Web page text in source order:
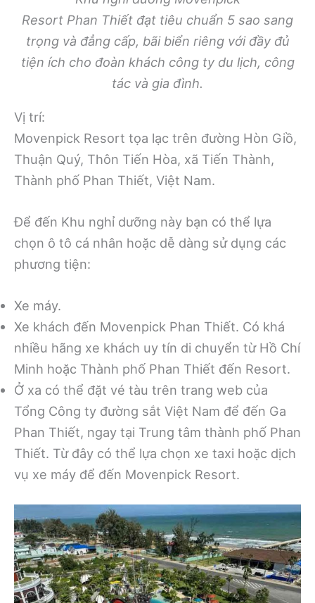
Resort Phan Thiết đạt tiêu chuẩn 5 sao sang
trọng và đẳng cấp, bãi biển riêng với đầy đủ
tiện ích cho đoàn khách công ty du lịch, công
tác và gia đình.
Vị trí:
Movenpick Resort tọa lạc trên đường Hòn Giồ,
Thuận Quý, Thôn Tiến Hòa, xã Tiến Thành,
Thành phố Phan Thiết, Việt Nam.
Để đến Khu nghỉ dưỡng này bạn có thể lựa
chọn ô tô cá nhân hoặc dễ dàng sử dụng các
phương tiện:
Xe máy.
Xe khách đến Movenpick Phan Thiết. Có khá
nhiều hãng xe khách uy tín di chuyển từ Hồ Chí
Minh hoặc Thành phố Phan Thiết đến Resort.
Ở xa có thể đặt vé tàu trên trang web của
Tổng Công ty đường sắt Việt Nam để đến Ga
Phan Thiết, ngay tại Trung tâm thành phố Phan
Thiết. Từ đây có thể lựa chọn xe taxi hoặc dịch
vụ xe máy để đến Movenpick Resort.